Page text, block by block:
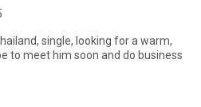
single, looking for a warm,
to meet him soon and do business